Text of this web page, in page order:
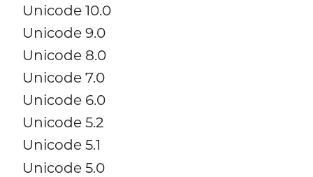
Unicode 10.0
Unicode 9.0
Unicode 8.0
Unicode 7.0
Unicode 6.0
Unicode 5.2
Unicode 5.1
Unicode 5.0